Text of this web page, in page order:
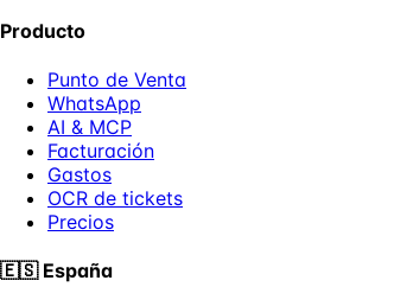
Producto
Punto de Venta
WhatsApp
AI & MCP
Facturación
Gastos
OCR de tickets
Precios
🇪🇸 España